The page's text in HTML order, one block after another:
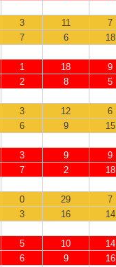
3 11
7
7 6
18
1 18
9
2 8
5
3 12
6
6 9
15
3 9
9
7 2
18
0 29
7
3 16
14
5 10
14
6 9
16